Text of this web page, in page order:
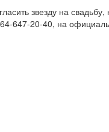
звезду на
647-20-40, на